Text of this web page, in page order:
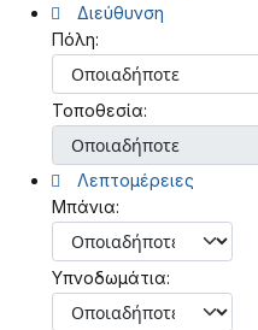
Διεύθυνση
Πόλη:
Τοποθεσία:
Λεπτομέρειες
Μπάνια:
Υπνοδωμάτια: